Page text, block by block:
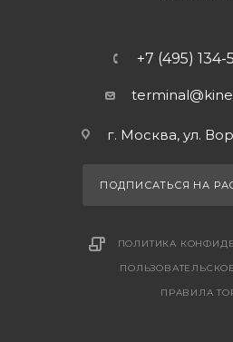
+7 (495) 134-
г. Москва, ул.
ПОДПИСАТЬСЯ НА
ПОЛИТИКА
ПРАВИЛА